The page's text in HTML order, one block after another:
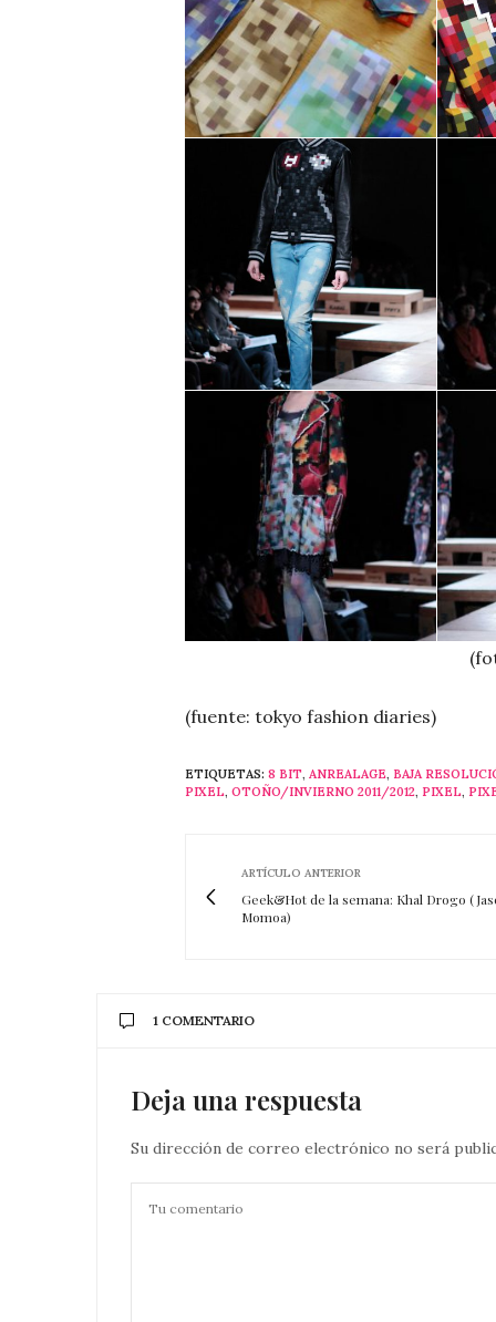
(fuente: tokyo fashion diaries)
ETIQUETAS: 8 BIT, ANREALAGE, BAJA
PIXEL, OTOÑO/INVIERNO 2011/2012, PIXEL,
ARTÍCULO ANTERIOR
Geek&Hot de la semana: Khal Drogo
Momoa)
1 COMENTARIO
Deja una respuesta
Su dirección de correo electrónico no será